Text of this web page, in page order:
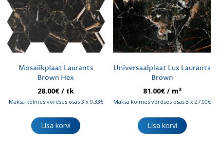
Mosaiikplaat Laurants
Brown Hex
28.00€ / tk
Maksa kolmes võrdses osas 3 x 9.33€
Lisa korvi
Universaalplaat Lux Laurants
Brown
81.00€/ m²
Maksa kolmes võrdses osas 3 x 27.00€
Lisa korvi